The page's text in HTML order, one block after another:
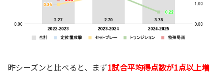
昨シーズンと比べると、まず1試合平均得点数が1点以上増